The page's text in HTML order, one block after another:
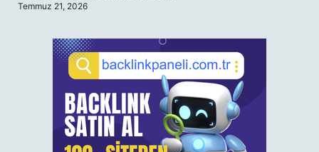
Temmuz 21, 2026